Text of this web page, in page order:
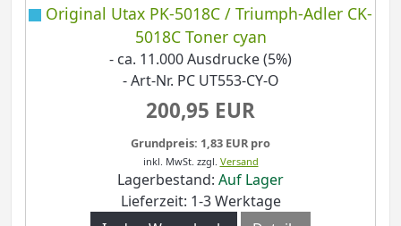
Original Utax PK-5018C / Triumph-Adler CK-
5018C Toner cyan
- ca. 11.000 Ausdrucke (5%)
- Art-Nr. PC UT553-CY-O
200,95 EUR
Grundpreis: 1,83 EUR pro
inkl. MwSt. zzgl. Versand
Lagerbestand: Auf Lager
Lieferzeit: 1-3 Werktage